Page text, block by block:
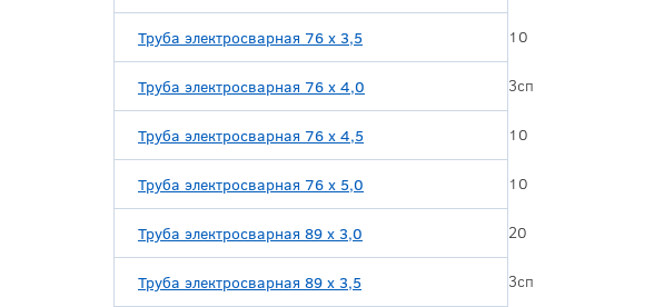
Труба электросварная 76 х 3,5 10
Труба электросварная 76 х 4,0 3сп
Труба электросварная 76 х 4,5 10
Труба электросварная 76 х 5,0 10
Труба электросварная 89 х 3,0 20
Труба электросварная 89 х 3,5 3сп